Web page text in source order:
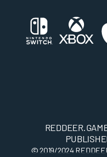
© 2019/2024